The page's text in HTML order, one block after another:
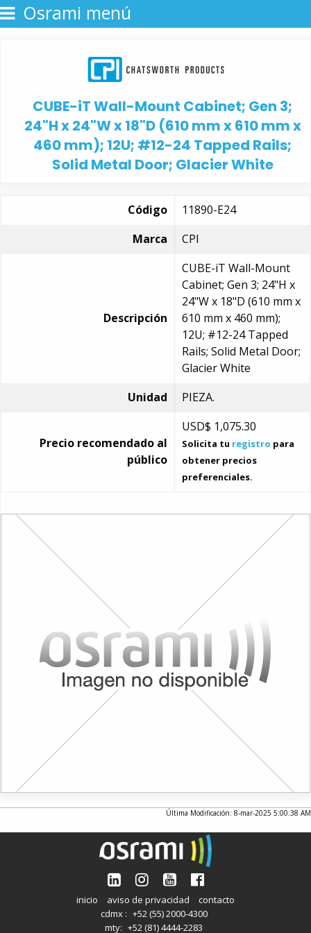
Osrami menú
CUBE-iT Wall-Mount Cabinet; Gen 3;
24"H x 24"W x 18"D (610 mm x 610 mm x
460 mm); 12U; #12-24 Tapped Rails;
Solid Metal Door; Glacier White
Código
11890-E24
Marca
CPI
Descripción
CUBE-iT Wall-Mount
Cabinet; Gen 3; 24"H x
24"W x 18"D (610 mm x
610 mm x 460 mm);
12U; #12-24 Tapped
Rails; Solid Metal Door;
Glacier White
Unidad
PIEZA.
Precio recomendado al
público
USD$ 1,075.30
Solicita tu registro para
obtener precios
preferenciales.
Última Modificación: 8-mar-2025 5:00:38 AM
inicio aviso de privacidad
contacto
cdmx : +52 (55) 2000-4300
mty: +52 (81) 4444-2283